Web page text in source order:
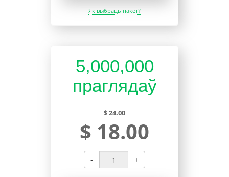
Як выбраць пакет?
5,000,000
праглядаў
$ 24.00
$ 18.00
- +